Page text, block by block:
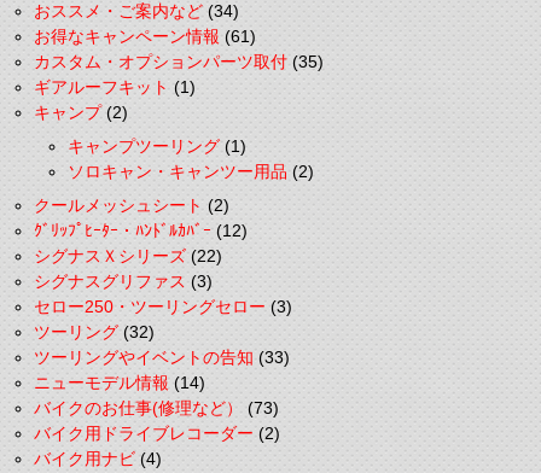
おススメ・ご案内など(34)
お得なキャンペーン情報(61)
カスタム・オプションパーツ取付(35)
ギアルーフキット(1)
キャンプ(2)
キャンプツーリング(1)
ソロキャン・キャンツー用品(2)
クールメッシュシート(2)
ｸﾞﾘｯﾌﾟﾋｰﾀｰ・ﾊﾝﾄﾞﾙｶﾊﾞｰ(12)
シグナスＸシリーズ(22)
シグナスグリファス(3)
セロー250・ツーリングセロー(3)
ツーリング(32)
ツーリングやイベントの告知(33)
ニューモデル情報(14)
バイクのお仕事(修理など）(73)
バイク用ドライブレコーダー(2)
バイク用ナビ(4)